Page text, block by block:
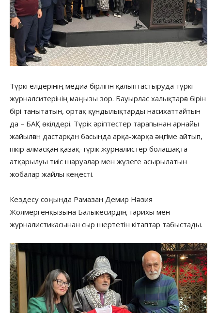
Түркі елдерінің медиа бірлігін қалыптастыруда түркі
журналситерінің маңызы зор. Бауырлас халықтарға бірін
бірі танытатын, ортақ құндылықтарды насихаттайтын
да – БАҚ өкілдері. Түрік әріптестер тарапынан арнайы
жайылған дастарқан басында арқа-жарқа әңгіме айтып,
пікір алмасқан қазақ-түрік журналистер болашақта
атқарылуы тиіс шаруалар мен жүзеге асырылатын
жобалар жайлы кеңесті.
Кездесу соңында Рамазан Демир Нәзия
Жоямергенқызына Балыкесирдің тарихы мен
журналистикасынан сыр шертетін кітаптар табыстады.